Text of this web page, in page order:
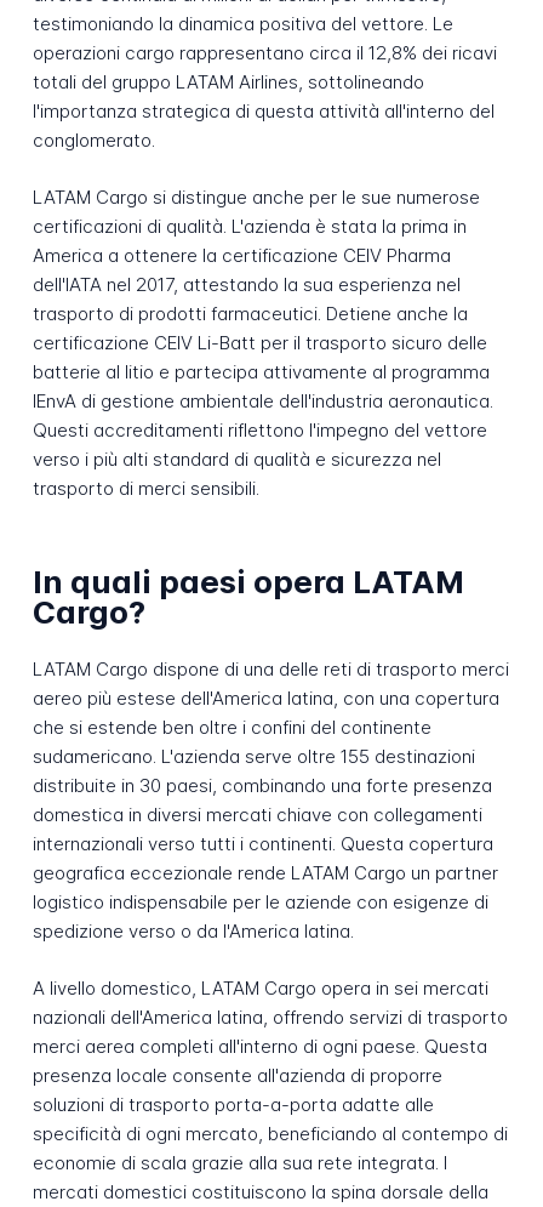
testimoniando la dinamica positiva del vettore. Le
operazioni cargo rappresentano circa il 12,8% dei ricavi
totali del gruppo LATAM Airlines, sottolineando
l'importanza strategica di questa attività all'interno del
conglomerato.
LATAM Cargo si distingue anche per le sue numerose
certificazioni di qualità. L'azienda è stata la prima in
America a ottenere la certificazione CEIV Pharma
dell'IATA nel 2017, attestando la sua esperienza nel
trasporto di prodotti farmaceutici. Detiene anche la
certificazione CEIV Li-Batt per il trasporto sicuro delle
batterie al litio e partecipa attivamente al programma
IEnvA di gestione ambientale dell'industria aeronautica.
Questi accreditamenti riflettono l'impegno del vettore
verso i più alti standard di qualità e sicurezza nel
trasporto di merci sensibili.
In quali paesi opera LATAM
Cargo?
LATAM Cargo dispone di una delle reti di trasporto merci
aereo più estese dell'America latina, con una copertura
che si estende ben oltre i confini del continente
sudamericano. L'azienda serve oltre 155 destinazioni
distribuite in 30 paesi, combinando una forte presenza
domestica in diversi mercati chiave con collegamenti
internazionali verso tutti i continenti. Questa copertura
geografica eccezionale rende LATAM Cargo un partner
logistico indispensabile per le aziende con esigenze di
spedizione verso o da l'America latina.
A livello domestico, LATAM Cargo opera in sei mercati
nazionali dell'America latina, offrendo servizi di trasporto
merci aerea completi all'interno di ogni paese. Questa
presenza locale consente all'azienda di proporre
soluzioni di trasporto porta-a-porta adatte alle
specificità di ogni mercato, beneficiando al contempo di
economie di scala grazie alla sua rete integrata. I
mercati domestici costituiscono la spina dorsale della